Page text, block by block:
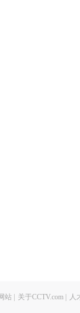
站 关于CCTV.com 人